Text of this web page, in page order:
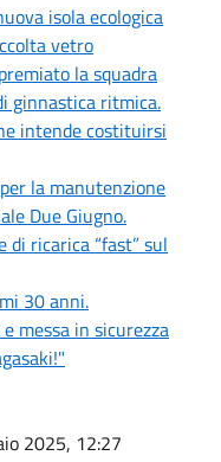
isola ecologica
vetro
la squadra
ginnastica ritmica.
intende costituirsi
la manutenzione
Due Giugno.
ricarica “fast” sul
30 anni.
messa in sicurezza
2025, 12:27